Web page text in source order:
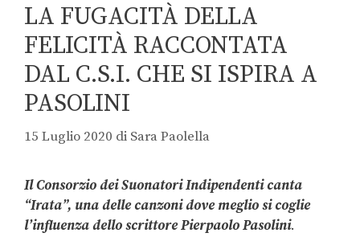
LA FUGACITÀ DELLA
FELICITÀ RACCONTATA
DAL C.S.I. CHE SI ISPIRA A
PASOLINI
15 Luglio 2020 di Sara Paolella
Il Consorzio dei Suonatori Indipendenti canta
“Irata”, una delle canzoni dove meglio si coglie
l’influenza dello scrittore Pierpaolo Pasolini.